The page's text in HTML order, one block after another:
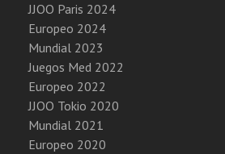
JJOO Paris 2024
Europeo 2024
Mundial 2023
Juegos Med 2022
Europeo 2022
JJOO Tokio 2020
Mundial 2021
Europeo 2020